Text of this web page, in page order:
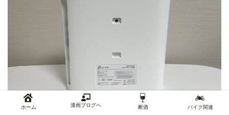
ホーム 漫画ブログへ 断酒 バイク関連